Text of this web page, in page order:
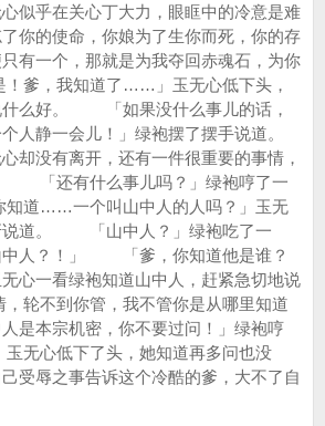
似乎在关心丁大力，眼眶中的冷意是难
你的使命，你娘为了生你而死，你的存
有一个，那就是为我夺回赤魂石，为你
，我知道了……」玉无心低下头，
什么好。 「如果没什么事儿的话，
人静一会儿！」绿袍摆了摆手说道。
没有离开，还有一件很重要的事情，
「还有什么事儿吗？」绿袍哼了一
道……一个叫山中人的人吗？」玉无
说道。 「山中人？」绿袍吃了一
中人？！」 「爹，你知道他是谁？
心一看绿袍知道山中人，赶紧急切地说
不到你管，我不管你是从哪里知道
是本宗机密，你不要过问！」绿袍哼
心低下了头，她知道再多问也没
受辱之事告诉这个冷酷的爹，大不了自